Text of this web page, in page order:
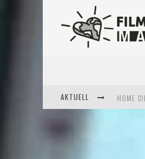
AKTUELL 5